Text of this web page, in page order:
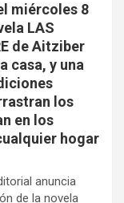
miércoles 8
LAS
de Aitziber
casa, y una
los
en los
hogar
anuncia
de la novela